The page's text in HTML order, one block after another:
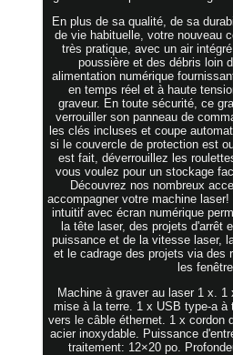
En plus de sa qualité, de sa
de vie habituelle, votre nouveau
très pratique, avec un air
poussière et des débris loin
alimentation numérique
en temps réel et à haute
graveur. En toute sécurité, ce
verrouiller son panneau de
les clés incluses et coupe
si le couvercle de protection est
est fait, déverrouillez les
vous voulez pour un stockage
Découvrez nos nombreux
accompagner votre machine
intuitif avec écran numérique
la tête laser, des projets d'arrêt
puissance et de la vitesse laser,
et le cadrage des projets via des
les
Machine à graver au laser 1 x.
mise à la terre. 1 x USB type-a à
vers le câble éthernet. 1 x cordon
acier inoxydable. Puissance
traitement: 12×20 po.